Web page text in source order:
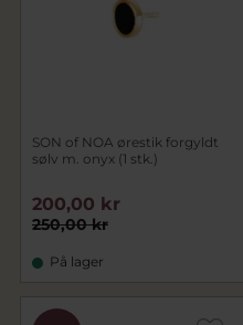
SON of NOA ørestik forgyldt
sølv m. onyx (1 stk.)
250,00 kr
200,00 kr
På lager